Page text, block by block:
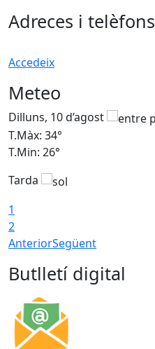
Adreces i telèfons
Accedeix
Meteo
Dilluns, 10 d’agost
T.Màx: 34°
T.Min: 26°
Tarda
1
2
AnteriorSegüent
Butlletí digital